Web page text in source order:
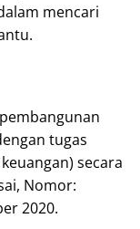
mencari
tugas
secara
Nomor:
2020.